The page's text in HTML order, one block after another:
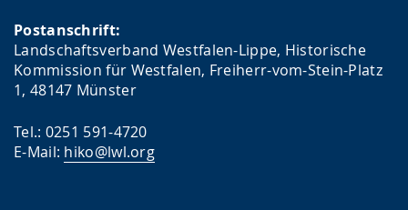
Postanschrift:
Landschaftsverband Westfalen-Lippe, Historische
Kommission für Westfalen, Freiherr-vom-Stein-Platz
1, 48147 Münster
Tel.: 0251 591-4720
E-Mail: hiko@lwl.org